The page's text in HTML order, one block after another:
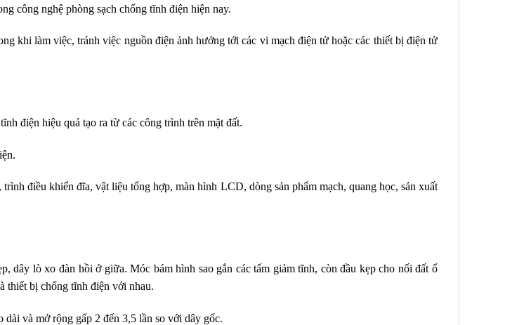
công nghệ phòng sạch chống tĩnh điện hiện nay.
khi làm việc, tránh việc nguồn điện ảnh hưởng tới các vi mạch điện tử hoặc các thiết bị điện tử
điện hiệu quả tạo ra từ các công trình trên mặt đất.
điều khiển đĩa, vật liệu tổng hợp, màn hình LCD, dòng sản phẩm mạch, quang học, sản xuất
dây lò xo đàn hồi ở giữa. Móc bám hình sao gắn các tấm giảm tĩnh, còn đầu kẹp cho nối đất ổ
thiết bị chống tĩnh điện với nhau.
và mở rộng gấp 2 đến 3,5 lần so với dây gốc.